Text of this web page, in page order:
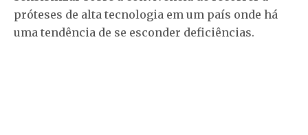
próteses de alta tecnologia em um país onde há
uma tendência de se esconder deficiências.